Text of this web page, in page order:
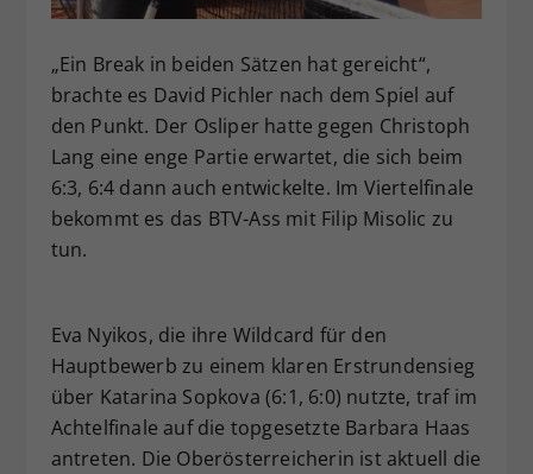
„Ein Break in beiden Sätzen hat gereicht“,
brachte es David Pichler nach dem Spiel auf
den Punkt. Der Osliper hatte gegen Christoph
Lang eine enge Partie erwartet, die sich beim
6:3, 6:4 dann auch entwickelte. Im Viertelfinale
bekommt es das BTV-Ass mit Filip Misolic zu
tun.
Eva Nyikos, die ihre Wildcard für den
Hauptbewerb zu einem klaren Erstrundensieg
über Katarina Sopkova (6:1, 6:0) nutzte, traf im
Achtelfinale auf die topgesetzte Barbara Haas
antreten. Die Oberösterreicherin ist aktuell die
Zweck
Einstellungen. Unter anderem eine
zufällig generierte ID, für die
historische Speicherung Ihrer
vorgenommen Einstellungen, falls der
Webseiten-Betreiber dies eingestellt
hat.